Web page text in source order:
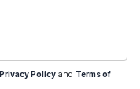
Privacy Policy and Terms of